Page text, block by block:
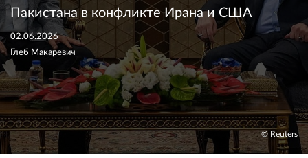
Пакистана в конфликте Ирана и США
02.06.2026
Глеб Макаревич
© Reuters